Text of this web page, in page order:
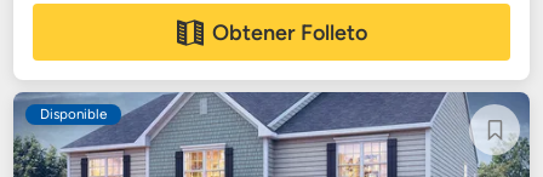
Obtener Folleto
Disponible